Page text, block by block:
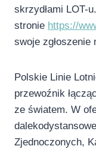
skrzydłami LOT-
stronie https://
swoje zgłoszenie
Polskie Linie
przewoźnik
ze światem. W
Zjednoczonych,